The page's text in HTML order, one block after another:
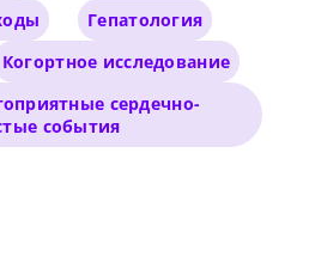
Гепатология
Когортное исследование
сердечно-
события